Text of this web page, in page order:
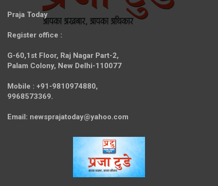
Praja Today
Register office :
G-60,1st Floor, Raj Nagar Part-2,
Palam Colony, New Delhi-110077
Mobile : +91-9810974880,
9968573369.
Email: newsprajatoday@yahoo.com